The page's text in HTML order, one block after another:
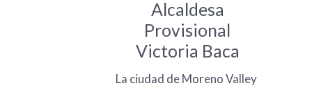
Alcaldesa
Provisional
Victoria Baca
La ciudad de Moreno Valley